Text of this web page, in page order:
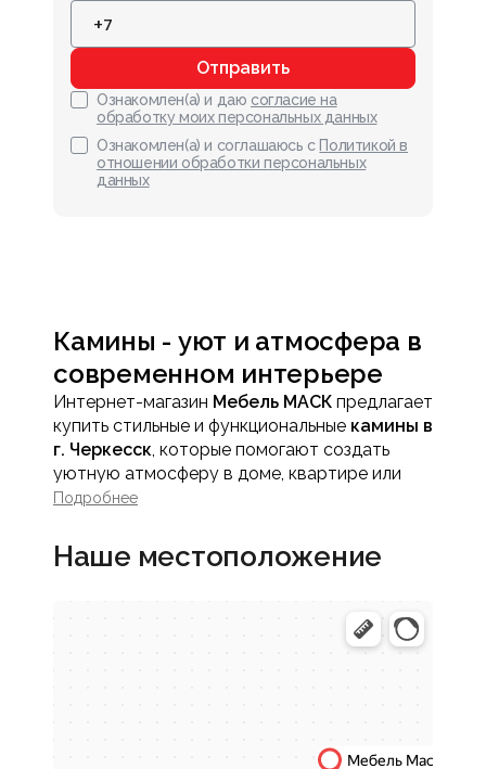
Отправить
Ознакомлен(а) и даю согласие на
обработку моих персональных данных
Ознакомлен(а) и соглашаюсь с Политикой в
отношении обработки персональных
данных
Камины - уют и атмосфера в
современном интерьере
Интернет-магазин Мебель МАСК предлагает
купить стильные и функциональные камины в
г. Черкесск, которые помогают создать
уютную атмосферу в доме, квартире или
апартаментах. Камин в интерьере - это не
выразительный акцент, формирующий
комфортную зону отдыха.
жилое пространство и подходят для
Подробнее
Наше местоположение